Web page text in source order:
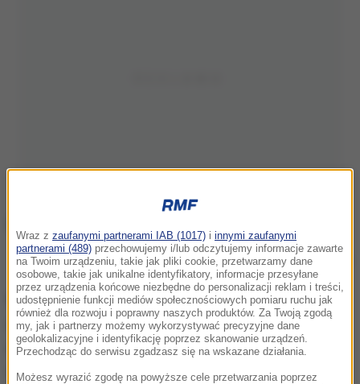
Radość piłkarzy Juventusu
Vlahovicotworzył wynik meczu w 15. minucie
uderzeniem z dystansu, a w 37. podwyższył na 2:0
równie efektownym strzałem, tym razem z rzutu
wolnego. Serb ma dziewięć goli w lidze włoskiej w
Wraz z zaufanymi partnerami IAB (1017) i innymi zaufanymi
partnerami (489) przechowujemy i/lub odczytujemy informacje zawarte
na Twoim urządzeniu, takie jak pliki cookie, przetwarzamy dane
osobowe, takie jak unikalne identyfikatory, informacje przesyłane
przez urządzenia końcowe niezbędne do personalizacji reklam i treści,
udostępnienie funkcji mediów społecznościowych pomiaru ruchu jak
również dla rozwoju i poprawny naszych produktów. Za Twoją zgodą
my, jak i partnerzy możemy wykorzystywać precyzyjne dane
geolokalizacyjne i identyfikację poprzez skanowanie urządzeń.
Przechodząc do serwisu zgadzasz się na wskazane działania.
Możesz wyrazić zgodę na powyższe cele przetwarzania poprzez